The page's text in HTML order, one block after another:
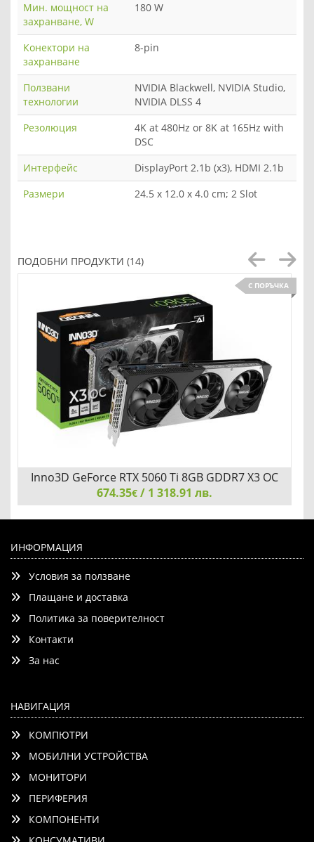
Мин. мощност на
захранване, W
180 W
Конектори на
захранване
8-pin
Ползвани
технологии
NVIDIA Blackwell, NVIDIA Studio,
NVIDIA DLSS 4
Резолюция
4K at 480Hz or 8K at 165Hz with
DSC
Интерфейс
DisplayPort 2.1b (x3), HDMI 2.1b
Размери
24.5 x 12.0 x 4.0 cm; 2 Slot
ПОДОБНИ ПРОДУКТИ (14)
С ПОРЪЧКА
Inno3D GeForce RTX 5060 Ti 8GB GDDR7 X3 OC
674.35€ / 1 318.91 лв.
ИНФОРМАЦИЯ
Условия за ползване
Плащане и доставка
Политика за поверителност
Контакти
За нас
НАВИГАЦИЯ
КОМПЮТРИ
МОБИЛНИ УСТРОЙСТВА
МОНИТОРИ
ПЕРИФЕРИЯ
КОМПОНЕНТИ